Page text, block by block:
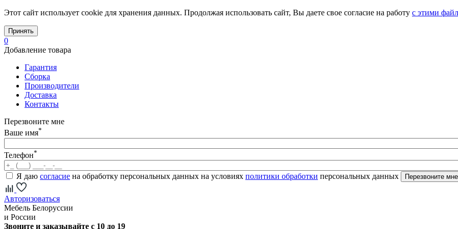
Этот сайт использует cookie для хранения данных. Продолжая использовать сайт, Вы даете свое согласие на работу с этими
Принять
0
Добавление товара
Гарантия
Сборка
Производители
Доставка
Контакты
Перезвоните мне
Ваше имя*
Телефон*
Я даю согласие на обработку персональных данных на условиях политики обработки персональных данных
Авторизоваться
Мебель Белоруссии
и России
Звоните и заказывайте с 10 до 19